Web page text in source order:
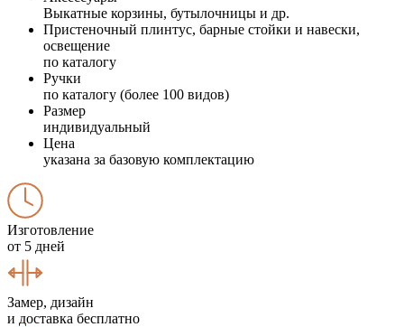
Выкатные корзины, бутылочницы и др.
Пристеночный плинтус, барные стойки и навески,
освещение
по каталогу
Ручки
по каталогу (более 100 видов)
Размер
индивидуальный
Цена
указана за базовую комплектацию
Изготовление
от 5 дней
Замер, дизайн
и доставка бесплатно